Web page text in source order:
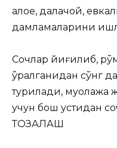
алое, далачой,
дамламаларини
Сочлар йиғилиб,
ўралганидан сўнг
турилади, муолажа
учун бош устидан
ТОЗАЛАШ